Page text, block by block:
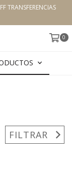
TRANSFERENCIAS
0
FILTRAR